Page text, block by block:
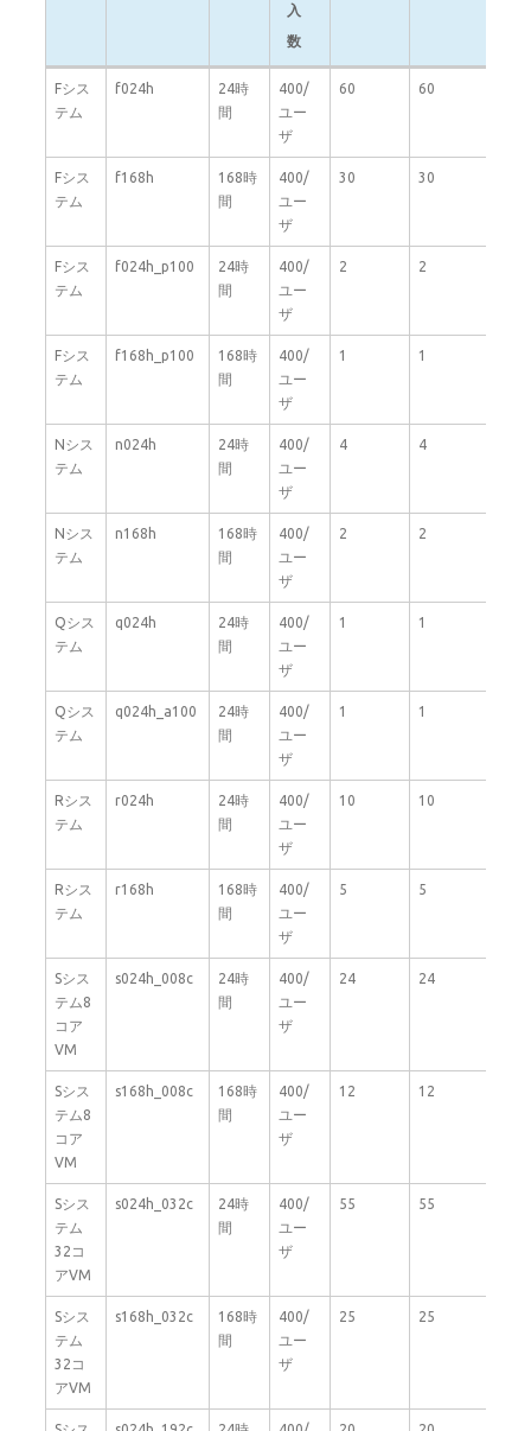
入
数
シ
ス
ム
キュー名
最
長
行
時
最
大
同
時
ジ
ブ
投
数
最大
(※1)
ジョ
最大
Fシス
テム
f024h
24時
間
400/
ユー
ザ
60 60
Fシス
テム
f168h
168時
間
400/
ユー
ザ
30 30
Fシス
テム
f024h_p100
24時
間
400/
ユー
ザ
2 2
Fシス
テム
f168h_p100
168時
間
400/
ユー
ザ
1 1
Nシス
テム
n024h
24時
間
400/
ユー
ザ
4 4
Nシス
テム
n168h
168時
間
400/
ユー
ザ
2 2
Qシス
テム
q024h
24時
間
400/
ユー
ザ
1 1
Qシス
テム
q024h_a100
24時
間
400/
ユー
ザ
1 1
Rシス
テム
r024h
24時
間
400/
ユー
ザ
10 10
Rシス
テム
r168h
168時
間
400/
ユー
ザ
5 5
Sシス
テム8
コア
VM
s024h_008c
24時
間
400/
ユー
ザ
24 24
Sシス
テム8
コア
VM
s168h_008c
168時
間
400/
ユー
ザ
12 12
Sシス
テム
32コ
アVM
s024h_032c
24時
間
400/
ユー
ザ
55 55
Sシス
テム
32コ
アVM
s168h_032c
168時
間
400/
ユー
ザ
25 25